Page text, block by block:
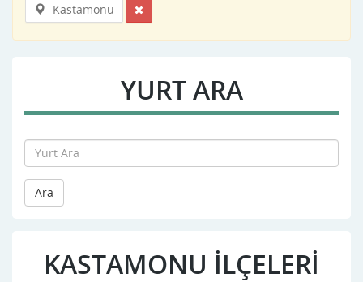
Kastamonu
YURT ARA
Ara
KASTAMONU İLÇELERİ